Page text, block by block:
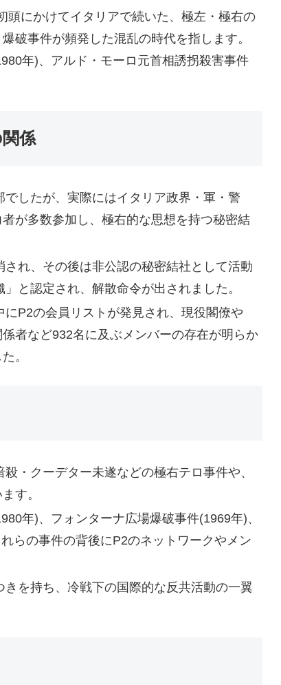
頭にかけてイタリアで続いた、極左・極右の
破事件が頻発した混乱の時代を指します。
年)、アルド・モーロ元首相誘拐殺害事件
係
したが、実際にはイタリア政界・軍・警
が多数参加し、極右的な思想を持つ秘密結
れ、その後は非公認の秘密結社として活動
と認定され、解散命令が出されました。
P2の会員リストが発見され、現役閣僚や
者など932名に及ぶメンバーの存在が明らか
。
・クーデター未遂などの極右テロ事件や、
す。
年)、フォンターナ広場爆破事件(1969年)、
らの事件の背後にP2のネットワークやメン
を持ち、冷戦下の国際的な反共活動の一翼